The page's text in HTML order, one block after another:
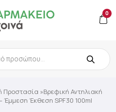
0
Προστασία »Βρεφική Αντηλιακή
Έμμεση Έκθεση SPF30 100ml